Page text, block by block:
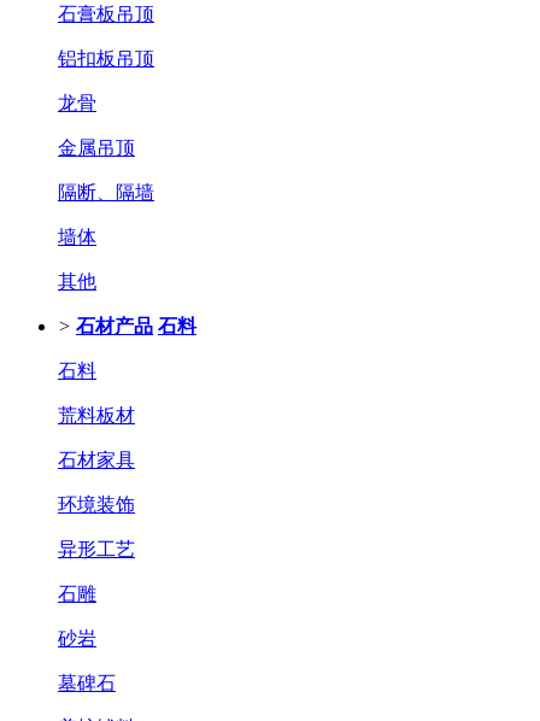
石膏板吊顶
铝扣板吊顶
龙骨
金属吊顶
隔断、隔墙
墙体
其他
> 石材产品 石料
石料
荒料板材
石材家具
环境装饰
异形工艺
石雕
砂岩
墓碑石